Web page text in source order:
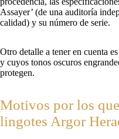
Assayer’ (de una auditoría
calidad) y su número de serie.
Otro detalle a tener en cuenta
y cuyos tonos oscuros
protegen.
Motivos por los
lingotes Argor